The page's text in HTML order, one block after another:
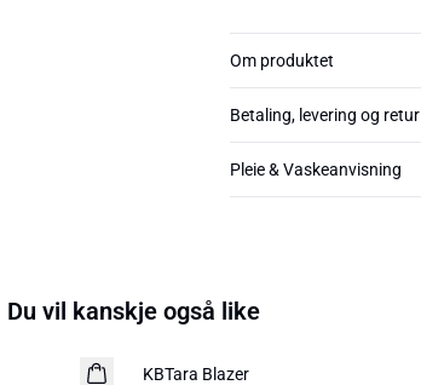
Om produktet
Betaling, levering og retur
Pleie & Vaskeanvisning
Du vil kanskje også like
-40%
KBTara Blazer